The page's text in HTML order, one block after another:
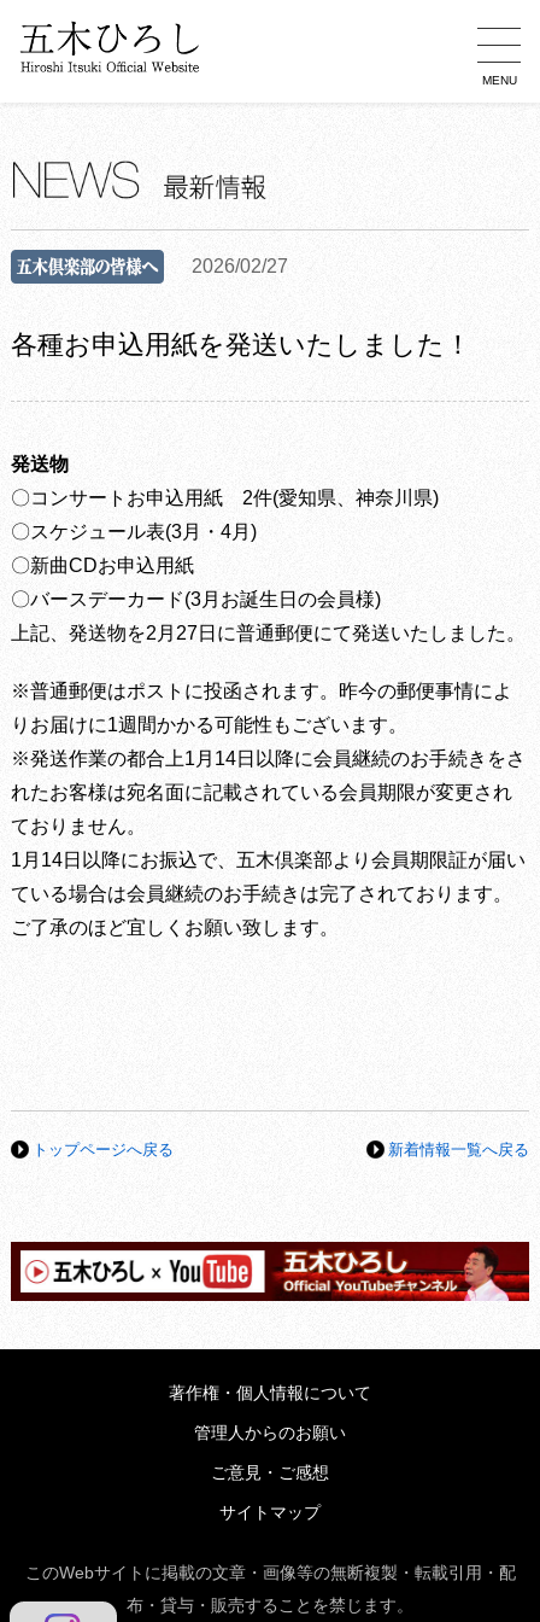
MENU
2026/02/27
各種お申込用紙を発送いたしました！
発送物
〇コンサートお申込用紙 2件(愛知県、神奈川県)
〇スケジュール表(3月・4月)
〇新曲CDお申込用紙
〇バースデーカード(3月お誕生日の会員様)
上記、発送物を2月27日に普通郵便にて発送いたしました。
※普通郵便はポストに投函されます。昨今の郵便事情によ
りお届けに1週間かかる可能性もございます。
※発送作業の都合上1月14日以降に会員継続のお手続きをさ
れたお客様は宛名面に記載されている会員期限が変更され
ておりません。
1月14日以降にお振込で、五木倶楽部より会員期限証が届い
ている場合は会員継続のお手続きは完了されております。
ご了承のほど宜しくお願い致します。
トップページへ戻る 新着情報一覧へ戻る
著作権・個人情報について
管理人からのお願い
ご意見・ご感想
サイトマップ
このWebサイトに掲載の文章・画像等の無断複製・転載引用・配
布・貸与・販売することを禁じます。